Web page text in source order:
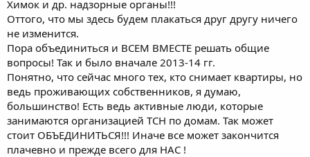
Химок и др. надзорные органы!!!
Оттого, что мы здесь будем плакаться друг другу ничего
не изменится.
Пора объединиться и ВСЕМ ВМЕСТЕ решать общие
вопросы! Так и было вначале 2013-14 гг.
Понятно, что сейчас много тех, кто снимает квартиры, но
ведь проживающих собственников, я думаю,
большинство! Есть ведь активные люди, которые
занимаются организацией ТСН по домам. Так может
стоит ОБЪЕДИНИТЬСЯ!!! Иначе все может закончится
плачевно и прежде всего для НАС !